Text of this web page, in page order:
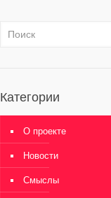
Категории
О проекте
Новости
Смыслы